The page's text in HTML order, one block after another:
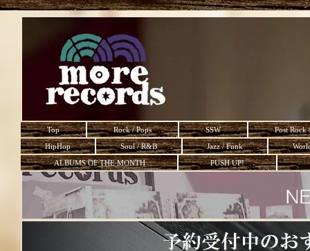
Top Rock / Pops SSW
Post Rock
HipHop
Soul / R&B Jazz / Funk
ALBUMS OF THE MONTH
PUSH UP!